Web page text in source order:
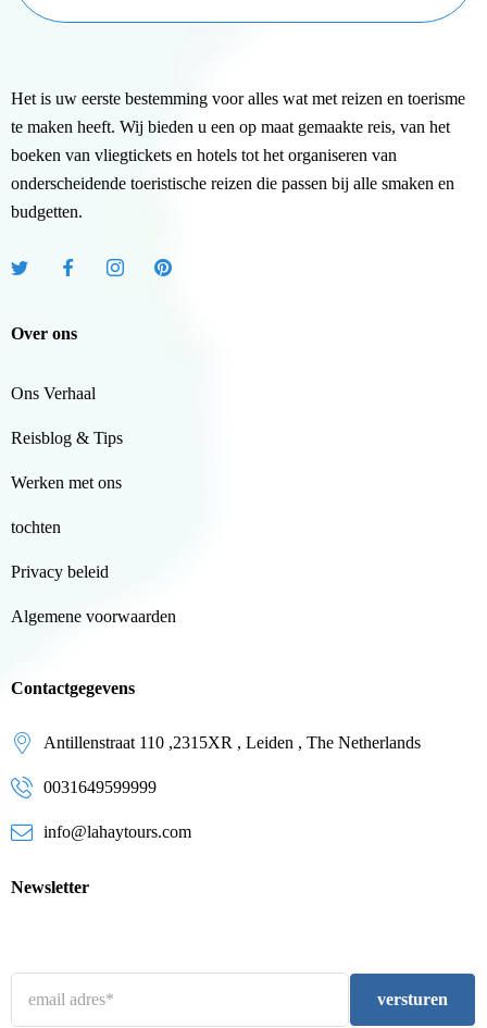
Het is uw eerste bestemming voor alles wat met reizen en toerisme
te maken heeft. Wij bieden u een op maat gemaakte reis, van het
boeken van vliegtickets en hotels tot het organiseren van
onderscheidende toeristische reizen die passen bij alle smaken en
budgetten.
Over ons
Ons Verhaal
Reisblog & Tips
Werken met ons
tochten
Privacy beleid
Algemene voorwaarden
Contactgegevens
Antillenstraat 110 ,2315XR , Leiden , The Netherlands
0031649599999
info@lahaytours.com
Newsletter
versturen